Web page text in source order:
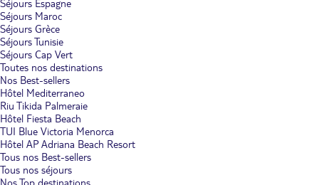
Séjours Espagne
Séjours Maroc
Séjours Grèce
Séjours Tunisie
Séjours Cap Vert
Toutes nos destinations
Nos Best-sellers
Hôtel Mediterraneo
Riu Tikida Palmeraie
Hôtel Fiesta Beach
TUI Blue Victoria Menorca
Hôtel AP Adriana Beach Resort
Tous nos Best-sellers
Tous nos séjours